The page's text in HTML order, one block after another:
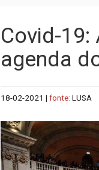
Covid-
agenda
18-02-2021 | fonte: LUSA